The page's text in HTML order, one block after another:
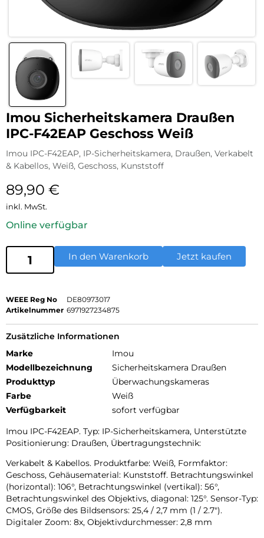
Imou Sicherheitskamera Draußen
IPC-F42EAP Geschoss Weiß
Imou IPC-F42EAP, IP-Sicherheitskamera, Draußen, Verkabelt
& Kabellos, Weiß, Geschoss, Kunststoff
89,90 €
inkl. MwSt.
Online verfügbar
In den Warenkorb Jetzt kaufen
WEEE Reg No
DE80973017
Artikelnummer 6971927234875
Zusätzliche Informationen
Marke
Imou
Modellbezeichnung
Sicherheitskamera Draußen
Produkttyp
Überwachungskameras
Farbe
Weiß
Verfügbarkeit
sofort verfügbar
Imou IPC-F42EAP. Typ: IP-Sicherheitskamera, Unterstützte
Positionierung: Draußen, Übertragungstechnik:
Verkabelt & Kabellos. Produktfarbe: Weiß, Formfaktor:
Geschoss, Gehäusematerial: Kunststoff. Betrachtungswinkel
(horizontal): 106°, Betrachtungswinkel (vertikal): 56°,
Betrachtungswinkel des Objektivs, diagonal: 125°. Sensor-Typ:
CMOS, Größe des Bildsensors: 25,4 / 2,7 mm (1 / 2.7″).
Digitaler Zoom: 8x, Objektivdurchmesser: 2,8 mm